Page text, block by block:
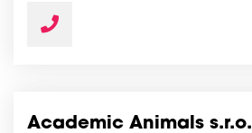
Academic Animals s.r.o.